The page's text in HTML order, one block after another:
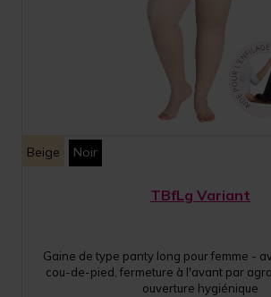
Beige Noir
TBfLg Variant
Gaine de type panty long pour femme -
cou-de-pied, fermeture à l'avant par
ouverture hygiénique